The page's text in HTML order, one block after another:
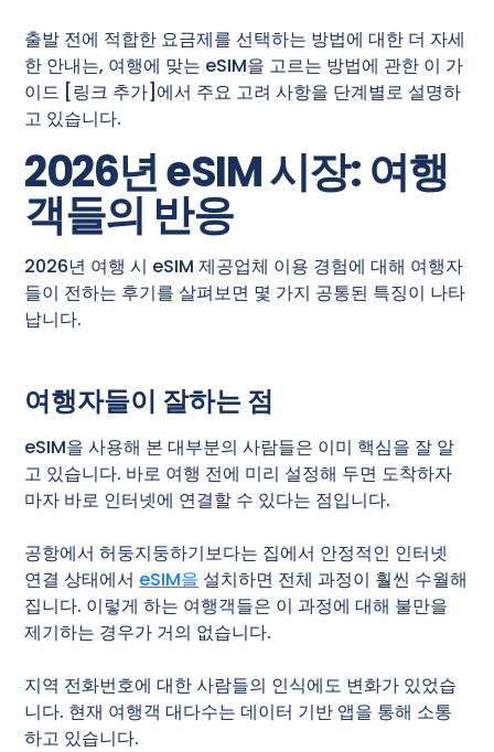
출발 전에 적합한 요금제를 선택하는 방법에 대한 더 자세
한 안내는, 여행에 맞는 eSIM을 고르는 방법에 관한 이 가
이드 [링크 추가]에서 주요 고려 사항을 단계별로 설명하
고 있습니다.
2026년 eSIM 시장: 여행
객들의 반응
2026년 여행 시 eSIM 제공업체 이용 경험에 대해 여행자
들이 전하는 후기를 살펴보면 몇 가지 공통된 특징이 나타
납니다.
여행자들이 잘하는 점
eSIM을 사용해 본 대부분의 사람들은 이미 핵심을 잘 알
고 있습니다. 바로 여행 전에 미리 설정해 두면 도착하자
마자 바로 인터넷에 연결할 수 있다는 점입니다.
공항에서 허둥지둥하기보다는 집에서 안정적인 인터넷
연결 상태에서 eSIM을 설치하면 전체 과정이 훨씬 수월해
집니다. 이렇게 하는 여행객들은 이 과정에 대해 불만을
제기하는 경우가 거의 없습니다.
지역 전화번호에 대한 사람들의 인식에도 변화가 있었습
니다. 현재 여행객 대다수는 데이터 기반 앱을 통해 소통
하고 있습니다.